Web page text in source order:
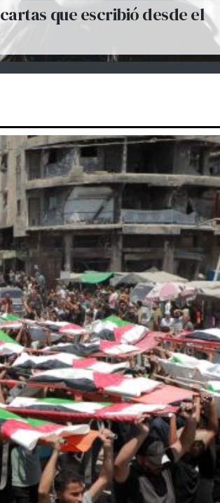
que escribió desde el